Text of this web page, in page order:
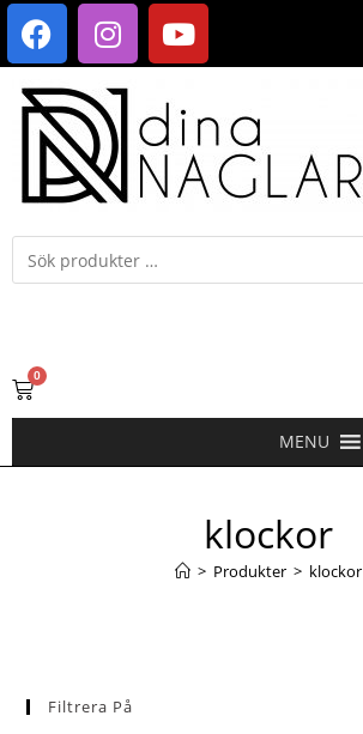
0
MENU
klockor
> Produkter > klockor
Filtrera På